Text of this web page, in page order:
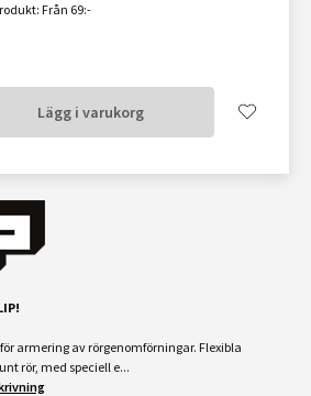
Från 69:-
Lägg i varukorg
armering av rörgenomförningar. Flexibla
rör, med speciell e...